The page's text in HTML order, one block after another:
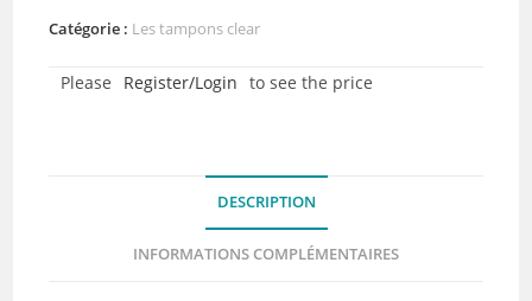
clear
Les
Catégorie : Les tampons clear
Please Register/Login to see the price
DESCRIPTION
INFORMATIONS COMPLÉMENTAIRES